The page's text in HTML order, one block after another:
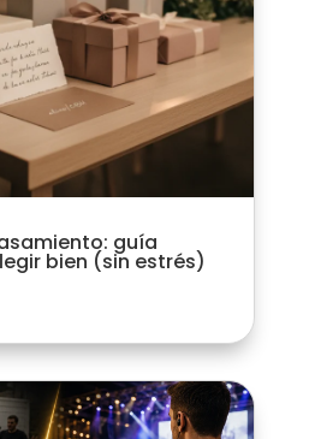
guía
bien (sin estrés)